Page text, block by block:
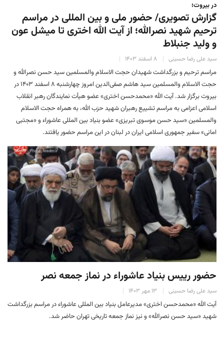
در بیروت؛
گزارش تصویری/ حضور ملی و بین المللی در مراسم
ترحیم شهید نصرالله؛ از آیت الله اختری تا میشل عون
و ولید جنبلاط
سید علی رضا حسینی ۸ اسفند ۱۴۰۳
مراسم ترحیم و بزرگداشت شهیدان حجت الاسلام والمسلمین سید حسن نصرالله و
حجت الاسلام والمسلمین سید هاشم صفی‌الدین امروز چهارشنبه ۸ اسفند ۱۴۰۳ در
بیروت برگزار شد. آیت الله «محمدحسن اختری» عضو هیأت نمایندگان رهبر انقلاب
اسلامی اعزامی به مراسم تشییع رهبران شهید حزب‌ الله، به همراه حجت الاسلام
والمسلمین «سید حسن موسوی تبریزی» عضو بنیاد بین المللی عاشوراء و «مجتبی
امانی» سفیر جمهوری اسلامی ایران در لبنان در این مراسم حضور یافتند.
حضور رییس بنیاد عاشوراء در نماز جمعه نصر
سید علی رضا حسینی ۱۳ مهر ۱۴۰۳
آیت الله «محمدحسن اختری» مدیرعامل بنیاد بین المللی عاشوراء در مراسم بزرگداشت
شهید «سید حسن نصرالله» و نیز نماز جمعه تاریخی تهران حاضر شد.